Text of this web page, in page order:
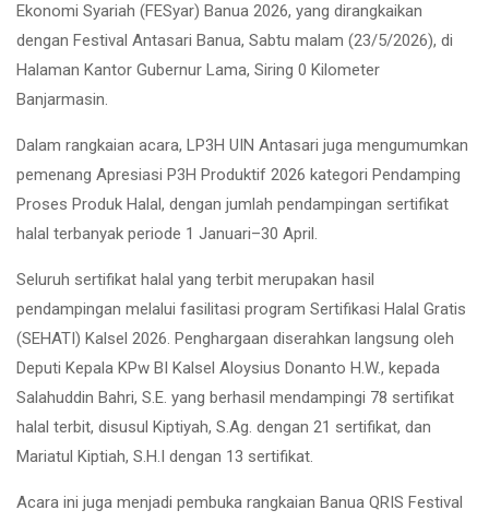
Ekonomi Syariah (FESyar) Banua 2026, yang dirangkaikan
dengan Festival Antasari Banua, Sabtu malam (23/5/2026), di
Halaman Kantor Gubernur Lama, Siring 0 Kilometer
Banjarmasin.
Dalam rangkaian acara, LP3H UIN Antasari juga mengumumkan
pemenang Apresiasi P3H Produktif 2026 kategori Pendamping
Proses Produk Halal, dengan jumlah pendampingan sertifikat
halal terbanyak periode 1 Januari–30 April.
Seluruh sertifikat halal yang terbit merupakan hasil
pendampingan melalui fasilitasi program Sertifikasi Halal Gratis
(SEHATI) Kalsel 2026. Penghargaan diserahkan langsung oleh
Deputi Kepala KPw BI Kalsel Aloysius Donanto H.W., kepada
Salahuddin Bahri, S.E. yang berhasil mendampingi 78 sertifikat
halal terbit, disusul Kiptiyah, S.Ag. dengan 21 sertifikat, dan
Mariatul Kiptiah, S.H.I dengan 13 sertifikat.
Acara ini juga menjadi pembuka rangkaian Banua QRIS Festival